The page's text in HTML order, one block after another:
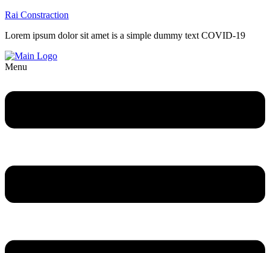
Rai Constraction
Lorem ipsum dolor sit amet is a simple dummy text COVID-19
Menu